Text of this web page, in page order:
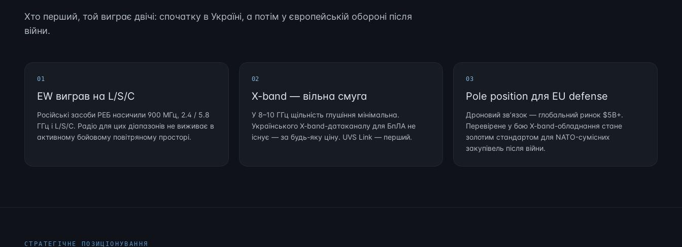
Хто перший, той виграє двічі: спочатку в Україні, а потім у європейській обороні після
війни.
01
EW виграв на L/S/C
Російські засоби РЕБ насичили 900 МГц, 2.4 / 5.8
ГГц і L/S/C. Радіо для цих діапазонів не виживає в
активному бойовому повітряному просторі.
02
X-band — вільна смуга
У 8–10 ГГц щільність глушіння мінімальна.
Українського X-band-датаканалу для БпЛА не
існує — за будь-яку ціну. UVS Link — перший.
03
Pole position для EU defense
Дроновий звʼязок — глобальний ринок $5B+.
Перевірене у бою X-band-обладнання стане
золотим стандартом для NATO-сумісних
закупівель після війни.
СТРАТЕГІЧНЕ ПОЗИЦІОНУВАННЯ